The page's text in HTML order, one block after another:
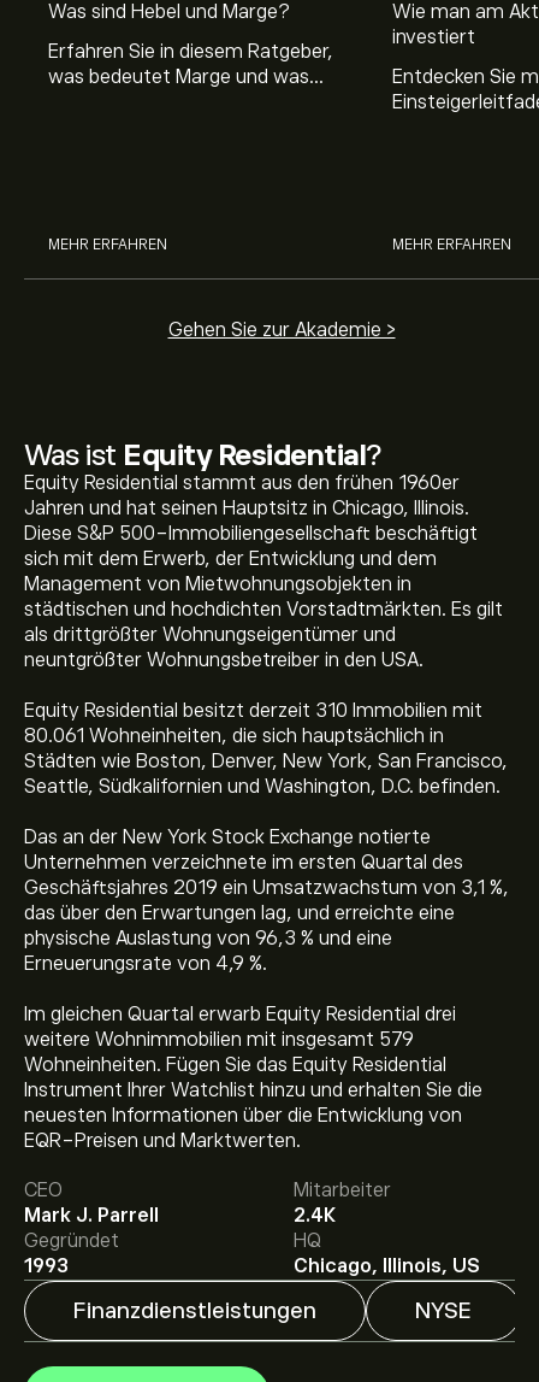
Was ist Equity Residential?
Equity Residential stammt aus den frühen 1960er
Jahren und hat seinen Hauptsitz in Chicago, Illinois.
Diese S&P 500-Immobiliengesellschaft beschäftigt
sich mit dem Erwerb, der Entwicklung und dem
Management von Mietwohnungsobjekten in
städtischen und hochdichten Vorstadtmärkten. Es gilt
als drittgrößter Wohnungseigentümer und
neuntgrößter Wohnungsbetreiber in den USA.
Equity Residential besitzt derzeit 310 Immobilien mit
80.061 Wohneinheiten, die sich hauptsächlich in
Städten wie Boston, Denver, New York, San Francisco,
Seattle, Südkalifornien und Washington, D.C. befinden.
Das an der New York Stock Exchange notierte
Unternehmen verzeichnete im ersten Quartal des
Geschäftsjahres 2019 ein Umsatzwachstum von 3,1 %,
das über den Erwartungen lag, und erreichte eine
physische Auslastung von 96,3 % und eine
Erneuerungsrate von 4,9 %.
Im gleichen Quartal erwarb Equity Residential drei
weitere Wohnimmobilien mit insgesamt 579
Wohneinheiten. Fügen Sie das Equity Residential
Instrument Ihrer Watchlist hinzu und erhalten Sie die
neuesten Informationen über die Entwicklung von
EQR-Preisen und Marktwerten.
CEO
Mark J. Parrell
Mitarbeiter
2.4K
Gegründet
1993
HQ
Chicago, Illinois, US
Finanzdienstleistungen NYSE
Was sind Hebel und Marge?
Erfahren Sie in diesem Ratgeber,
was bedeutet Marge und was
MEHR ERFAHREN
Wie man am
investiert
Entdecken Sie
MEHR ERFAHREN
Gehen Sie zur Akademie >
Aktueller EQR Aktienkurs liegt bei 66.35‎$‎.
liegt bei 66.35‎$‎.
Registrieren Sie sich bei eToro
detaillierte Analystenprognosen und Kursziele zu
erhalten.
Analysten erstellen Prognosen für Equity Residential
basierend auf Markttrends, Finanzberichten und
erwartetem Wachstum. Hier finden Sie die aktuellen
Prognosen für die weitere Kursentwicklung.